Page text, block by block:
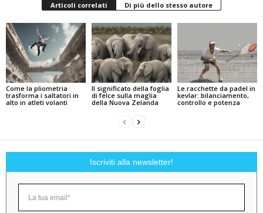
Articoli correlati Di più dello stesso autore
Come la pliometria
trasforma i saltatori in
alto in atleti volanti
Il significato della foglia
di felce sulla maglia
della Nuova Zelanda
Le racchette da padel in
kevlar: bilanciamento,
controllo e potenza
Iscriviti alla newsletter!